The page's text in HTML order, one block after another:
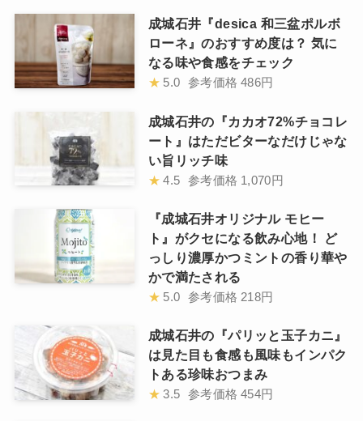
成城石井『desica 和三盆ポルボ
ローネ』のおすすめ度は？ 気に
なる味や食感をチェック
★ 5.0 参考価格 486円
成城石井の『カカオ72%チョコレ
ート』はただビターなだけじゃな
い旨リッチ味
★ 4.5 参考価格 1,070円
『成城石井オリジナル モヒー
ト』がクセになる飲み心地！ ど
っしり濃厚かつミントの香り華や
かで満たされる
★ 5.0 参考価格 218円
成城石井の『パリッと玉子カニ』
は見た目も食感も風味もインパク
トある珍味おつまみ
★ 3.5 参考価格 454円